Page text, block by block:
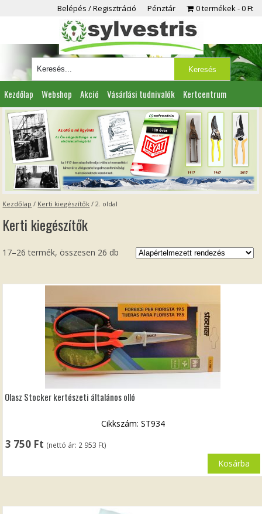
Belépés / Regisztráció Pénztár 0 termékek 0 Ft
Kezdőlap Webshop Akció Vásárlási tudnivalók Kertcentrum
Viszonteladóknak Partnereink Kapcsolat
Kezdőlap / Kerti kiegészítők / 2. oldal
Kerti kiegészítők
17–26 termék, összesen 26 db
Olasz Stocker kertészeti általános olló
3 750 Ft (nettó ár: 2 953 Ft)
Cikkszám: ST934
Kosárba